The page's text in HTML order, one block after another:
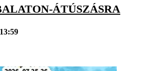
ÁTÚSZÁSRA